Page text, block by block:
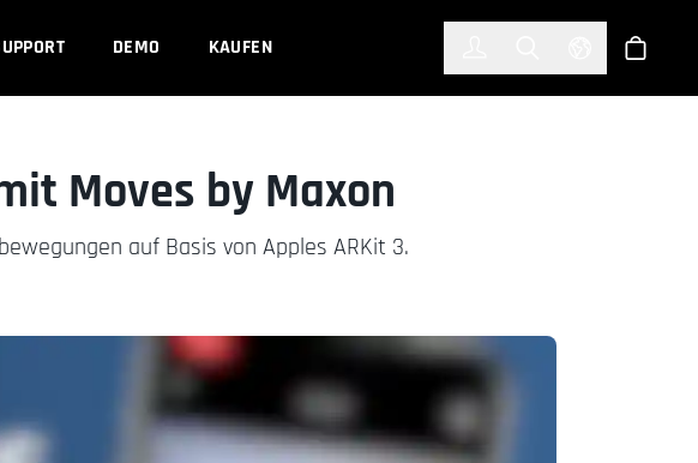
DEMO KAUFEN Select Shop
Moves by Maxon
auf Basis von Apples ARKit 3.